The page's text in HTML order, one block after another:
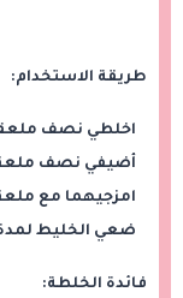
طريقة الاستخدام:
اخلطي نصف
أضيفي نصف
امزجيهما مع
ضعي الخليط لمدة 7 دقائق ثم اغسليه
فائدة الخلطة: